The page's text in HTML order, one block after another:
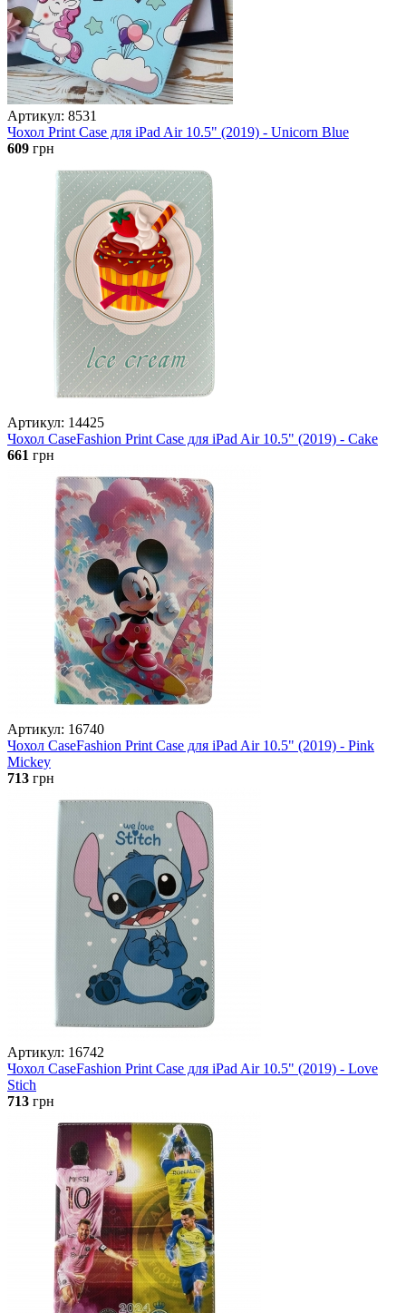
Артикул: 8531
Чохол Print Case для iPad Air 10.5" (2019) - Unicorn Blue
609 грн
Артикул: 14425
Чохол CaseFashion Print Case для iPad Air 10.5" (2019) - Cake
661 грн
Артикул: 16740
Чохол CaseFashion Print Case для iPad Air 10.5" (2019) - Pink
Mickey
713 грн
Артикул: 16742
Чохол CaseFashion Print Case для iPad Air 10.5" (2019) - Love
Stich
713 грн